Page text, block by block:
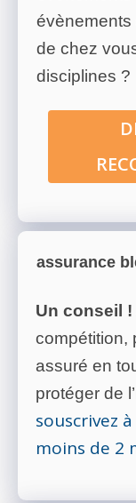
évènements
de chez
disciplines ?
assurance
Un conseil !
compétition,
assuré en
protéger de
souscrivez
moins de 2